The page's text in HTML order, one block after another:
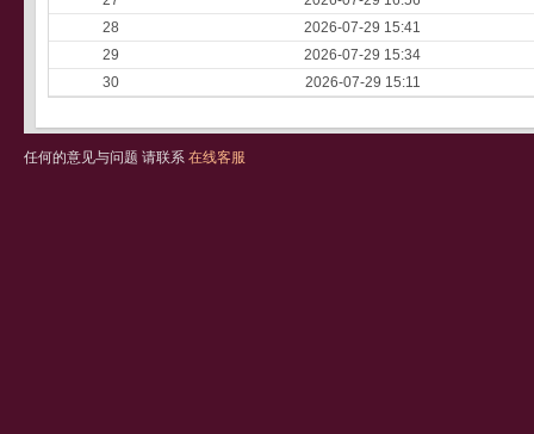
28
2026-07-29 15:41
29
2026-07-29 15:34
30
2026-07-29 15:11
任何的意见与问题 请联系 在线客服